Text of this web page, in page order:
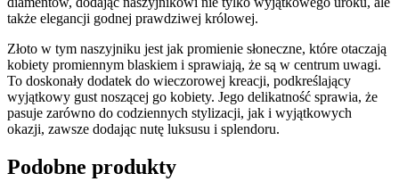
także elegancji godnej prawdziwej królowej.
Złoto w tym naszyjniku jest jak promienie słoneczne, które otaczają
kobiety promiennym blaskiem i sprawiają, że są w centrum uwagi.
To doskonały dodatek do wieczorowej kreacji, podkreślający
wyjątkowy gust noszącej go kobiety. Jego delikatność sprawia, że
pasuje zarówno do codziennych stylizacji, jak i wyjątkowych
okazji, zawsze dodając nutę luksusu i splendoru.
Podobne produkty